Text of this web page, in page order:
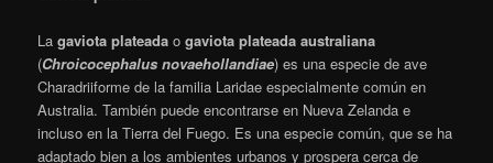
Lagaviota plateada ogaviota plateada australiana
(Chroicocephalus novaehollandiae) es una especie de ave
Charadriiforme de la familia Laridae especialmente común en
Australia. También puede encontrarse en Nueva Zelanda e
incluso en la Tierra del Fuego. Es una especie común, que se ha
adaptado bien a los ambientes urbanos y prospera cerca de